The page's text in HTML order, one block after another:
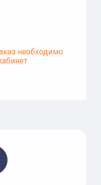
необходимо